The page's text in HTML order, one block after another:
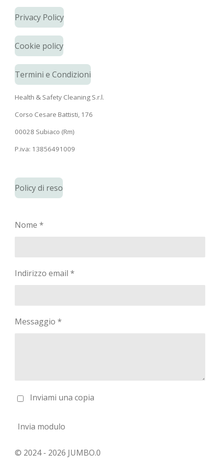
Privacy Policy
Cookie policy
Termini e Condizioni
Health & Safety Cleaning S.r.l.
Corso Cesare Battisti, 176
00028 Subiaco (Rm)
P.iva: 13856491009
Policy di reso
Nome *
Indirizzo email *
Messaggio *
Inviami una copia
Invia modulo
© 2024 - 2026 JUMBO.0